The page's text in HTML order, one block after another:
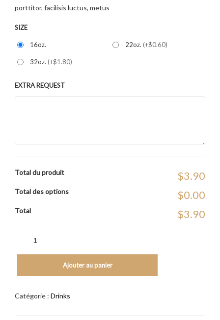
porttitor, facilisis luctus, metus
SIZE
16oz. 22oz. (+$0.60)
32oz. (+$1.80)
EXTRA REQUEST
Total du produit $3.90
Total des options $0.00
Total $3.90
Ajouter au panier
Catégorie : Drinks